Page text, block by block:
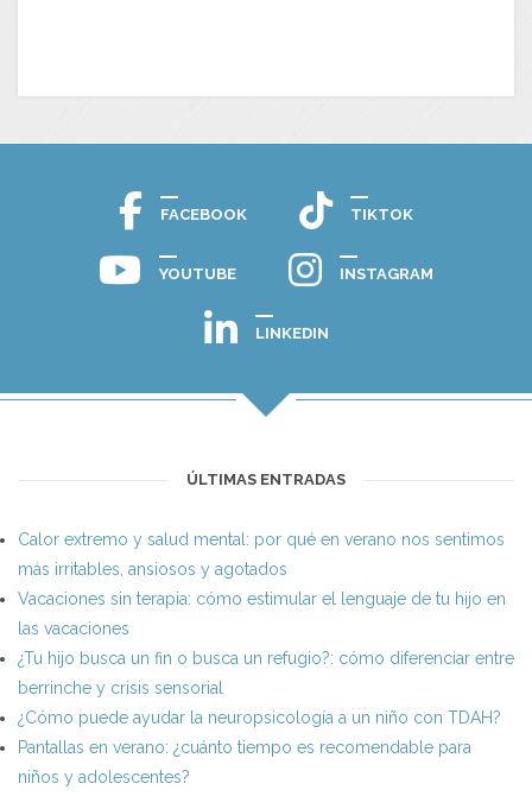
FACEBOOK TIKTOK
YOUTUBE INSTAGRAM
LINKEDIN
ÚLTIMAS ENTRADAS
Calor extremo y salud mental: por qué en verano nos sentimos
más irritables, ansiosos y agotados
Vacaciones sin terapia: cómo estimular el lenguaje de tu hijo en
las vacaciones
¿Tu hijo busca un fin o busca un refugio?: cómo diferenciar entre
berrinche y crisis sensorial
¿Cómo puede ayudar la neuropsicología a un niño con TDAH?
Pantallas en verano: ¿cuánto tiempo es recomendable para
niños y adolescentes?